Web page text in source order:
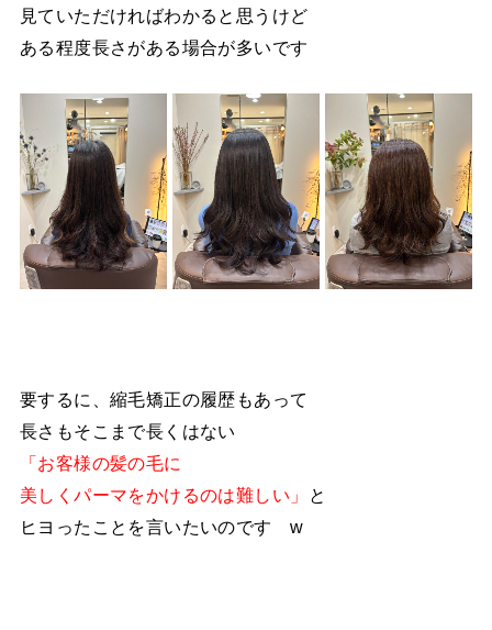
見ていただければわかると思うけど
ある程度長さがある場合が多いです
要するに、縮毛矯正の履歴もあって
長さもそこまで長くはない
「お客様の髪の毛に
美しくパーマをかけるのは難しい」
と
ヒヨったことを言いたいのです w